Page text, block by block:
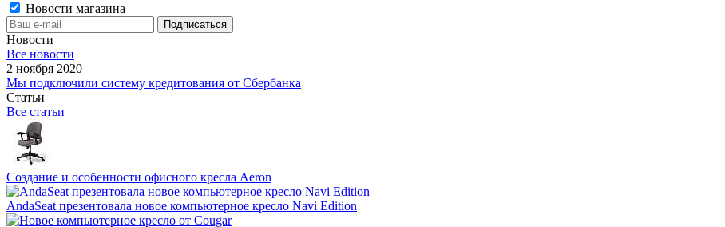
Новости магазина
Новости
Все новости
2 ноября 2020
Мы подключили систему кредитования от Сбербанка
Статьи
Все статьи
Создание и особенности офисного кресла Aeron
AndaSeat презентовала новое компьютерное кресло Navi Edition